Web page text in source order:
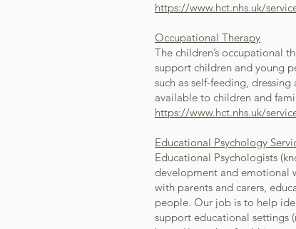
https://www.hct.nhs.uk/
Occupational Therapy
The children’s occupational
support children and young
such as self-feeding,
available to children and
https://www.hct.nhs.uk/
Educational Psychology
Educational Psychologists
development and emotional
with parents and carers,
people. Our job is to help
support educational settings